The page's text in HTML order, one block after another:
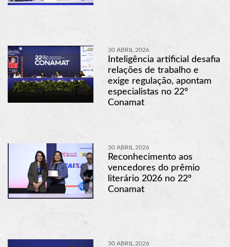
30 ABRIL 2026
Inteligência artificial desafia
relações de trabalho e
exige regulação, apontam
especialistas no 22º
Conamat
30 ABRIL 2026
Reconhecimento aos
vencedores do prêmio
literário 2026 no 22º
Conamat
30 ABRIL 2026